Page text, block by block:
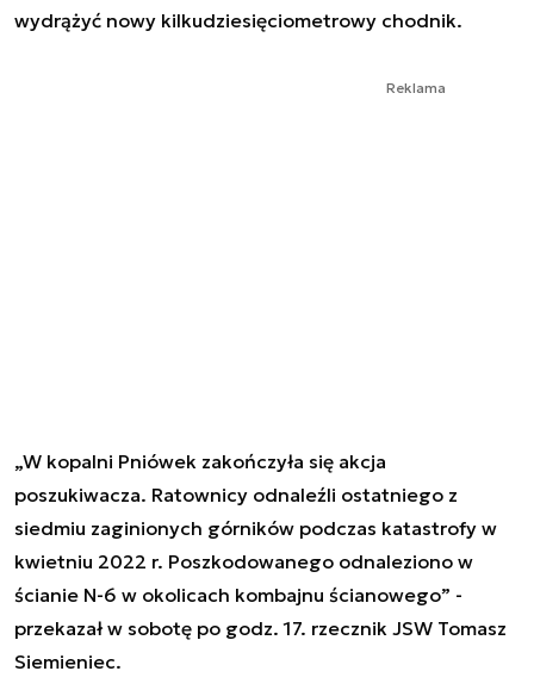
wydrążyć nowy kilkudziesięciometrowy chodnik.
Reklama
„W kopalni Pniówek zakończyła się akcja
poszukiwacza. Ratownicy odnaleźli ostatniego z
siedmiu zaginionych górników podczas katastrofy w
kwietniu 2022 r. Poszkodowanego odnaleziono w
ścianie N-6 w okolicach kombajnu ścianowego” -
przekazał w sobotę po godz. 17. rzecznik JSW Tomasz
Siemieniec.